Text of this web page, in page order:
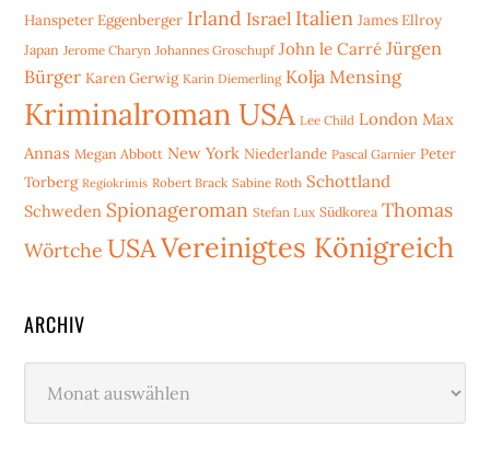
Hanspeter Eggenberger Irland Israel Italien James Ellroy
Japan Jerome Charyn Johannes Groschupf John le Carré Jürgen
Bürger Karen Gerwig Karin Diemerling Kolja Mensing
Kriminalroman USA Lee Child London Max
Annas Megan Abbott New York Niederlande Pascal Garnier Peter
Torberg Regiokrimis Robert Brack Sabine Roth Schottland
Schweden Spionageroman Stefan Lux Südkorea Thomas
Wörtche USAVereinigtes Königreich
ARCHIV